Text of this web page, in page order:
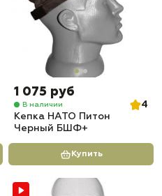
1 075 руб
В наличии
4
Кепка НАТО Питон
Черный БШФ+
Купить